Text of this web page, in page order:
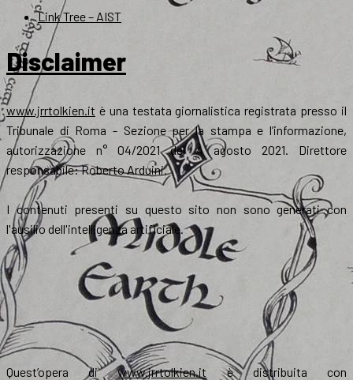
Link Tree – AIST
Disclaimer
www.jrrtolkien.it è una testata giornalistica registrata presso il
Tribunale di Roma - Sezione per la stampa e l’informazione,
autorizzazione n° 04/2021 del 4 agosto 2021. Direttore
responsabile: Roberto Arduini.
I contenuti presenti su questo sito non sono generati con
l'ausilio dell'intelligenza artificiale.
Quest’opera diwww.jrrtolkien.it è distribuita con